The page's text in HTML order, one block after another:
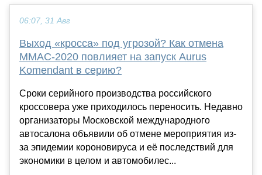
06:07, 31 Авг
Выход «кросса» под угрозой? Как отмена
ММАС-2020 повлияет на запуск Aurus
Komendant в серию?
Сроки серийного производства российского
кроссовера уже приходилось переносить. Недавно
организаторы Московской международного
автосалона объявили об отмене мероприятия из-
за эпидемии короновируса и её последствий для
экономики в целом и автомобилес...